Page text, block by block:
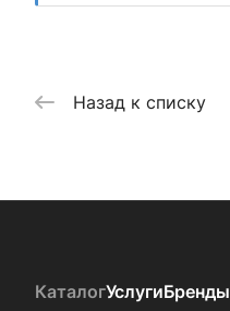
Назад к списку
КаталогУслугиБренды